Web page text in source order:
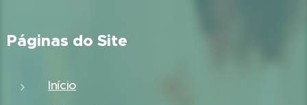
Páginas do Site
Início